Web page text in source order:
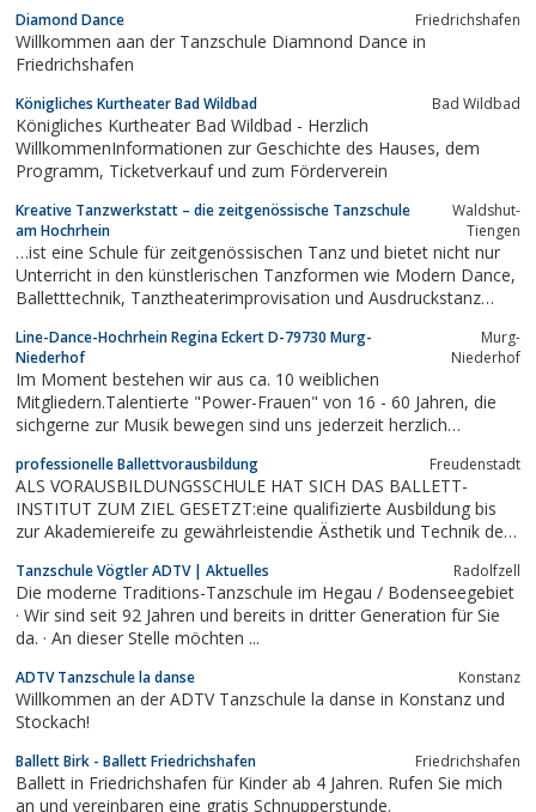
Diamond Dance Friedrichshafen
Willkommen aan der Tanzschule Diamnond Dance in
Friedrichshafen
Königliches Kurtheater Bad Wildbad Bad Wildbad
Königliches Kurtheater Bad Wildbad - Herzlich
WillkommenInformationen zur Geschichte des Hauses, dem
Programm, Ticketverkauf und zum Förderverein
Kreative Tanzwerkstatt – die zeitgenössische Tanzschule
am Hochrhein
Waldshut-
Tiengen
…ist eine Schule für zeitgenössischen Tanz und bietet nicht nur
Unterricht in den künstlerischen Tanzformen wie Modern Dance,
Balletttechnik, Tanztheaterimprovisation und Ausdruckstanz
Line-Dance-Hochrhein Regina Eckert D-79730 Murg-
Niederhof
Murg-
Niederhof
Im Moment bestehen wir aus ca. 10 weiblichen
Mitgliedern.Talentierte "Power-Frauen" von 16 - 60 Jahren, die
sichgerne zur Musik bewegen sind uns jederzeit herzlich
professionelle Ballettvorausbildung Freudenstadt
ALS VORAUSBILDUNGSSCHULE HAT SICH DAS BALLETT-
INSTITUT ZUM ZIEL GESETZT:eine qualifizierte Ausbildung bis
zur Akademiereife zu gewährleistendie Ästhetik und Technik der
lehrenKindern und Jugendlichen eine fundierteBalletttechnik
durch die Vaganova-Methodezu...
Tanzschule Vögtler ADTV | Aktuelles Radolfzell
Die moderne Traditions-Tanzschule im Hegau / Bodenseegebiet
· Wir sind seit 92 Jahren und bereits in dritter Generation für Sie
da. · An dieser Stelle möchten ...
ADTV Tanzschule la danse Konstanz
Willkommen an der ADTV Tanzschule la danse in Konstanz und
Stockach!
Ballett Birk - Ballett Friedrichshafen Friedrichshafen
Ballett in Friedrichshafen für Kinder ab 4 Jahren. Rufen Sie mich
an und vereinbaren eine gratis Schnupperstunde.